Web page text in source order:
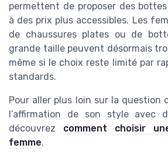
permettent de proposer des
à des prix plus accessibles. Les
de chaussures plates ou de
grande taille peuvent désormais
même si le choix reste limité par
standards.
Pour aller plus loin sur la question
l’affirmation de son style avec
découvrez comment choisir
femme.